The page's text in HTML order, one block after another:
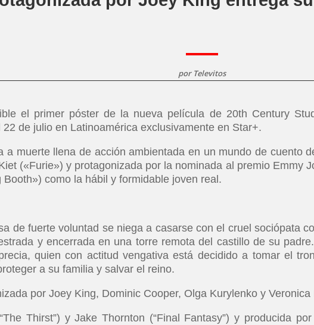
por Televitos
el primer póster de la nueva película de 20th Century
22 de julio en Latinoamérica exclusivamente en Star+.
a muerte llena de acción ambientada en un mundo de cuento
(«Furie») y protagonizada por la nominada al premio Emmy
como la hábil y formidable joven real.
de fuerte voluntad se niega a casarse con el cruel sociópata
y encerrada en una torre remota del castillo de su
quien con actitud vengativa está decidido a tomar el
a su familia y salvar el reino.
por Joey King, Dominic Cooper, Olga Kurylenko y Veronica
Thirst”) y Jake Thornton (“Final Fantasy”) y producida